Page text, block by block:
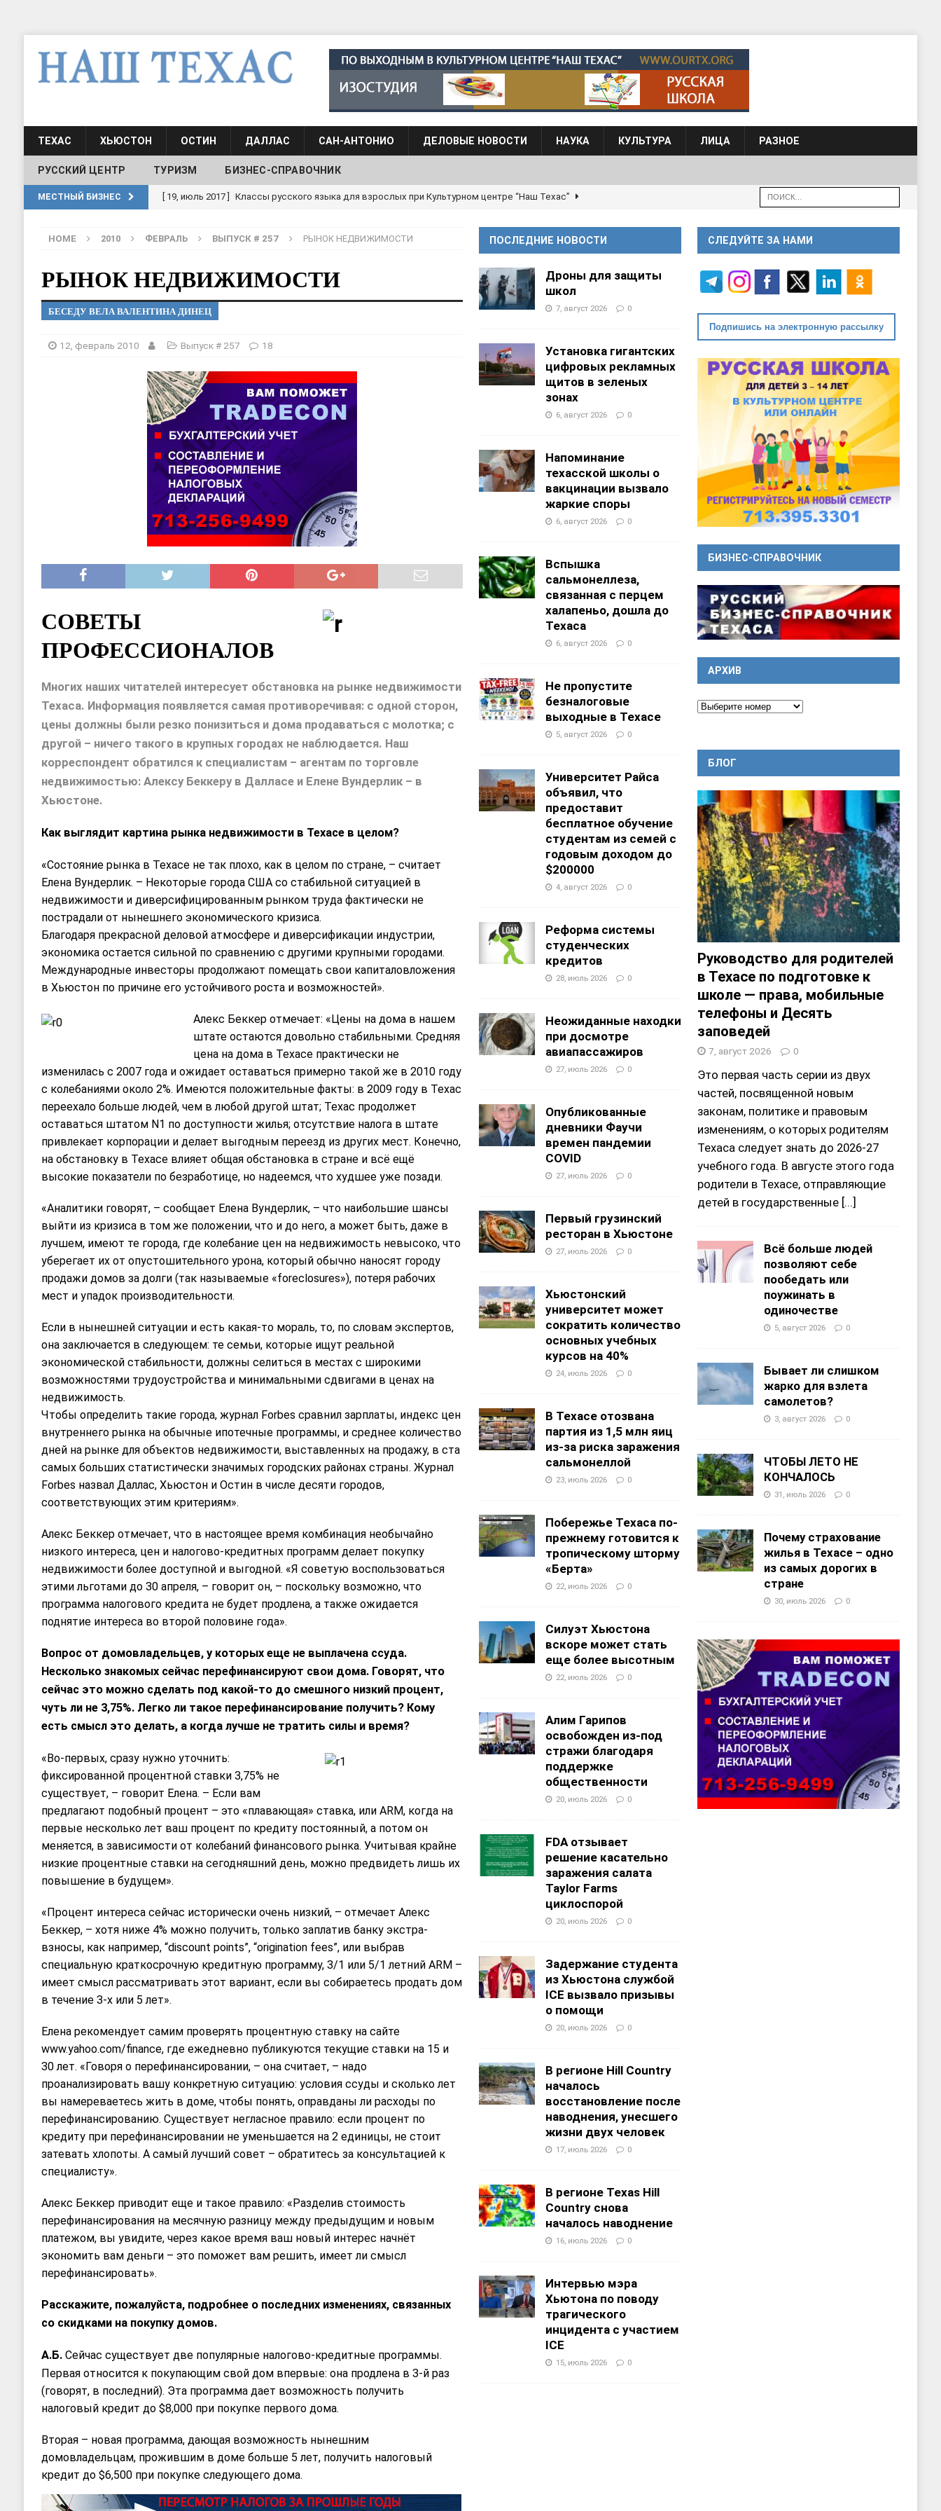
ТЕХАС ХЬЮСТОН ОСТИН ДАЛЛАС САН-АНТОНИО ДЕЛОВЫЕ НОВОСТИ НАУКА КУЛЬТУРА ЛИЦА РАЗНОЕ
РУССКИЙ ЦЕНТР ТУРИЗМ БИЗНЕС-СПРАВОЧНИК
МЕСТНЫЙ БИЗНЕС [ 19, июль 2017 ] Классы русского языка для взрослых при Культурном центре “Наш Техас”
[ 19, июль 2017 ] Школа русского языка при культурном центре “Наш Техас” ШКОЛЫ И
[ 17, июнь 2026 ]
[ 20, август 2025 ]
[ 30, июнь 2025 ]
HOME 2010 ФЕВРАЛЬ ВЫПУСК # 257 РЫНОК НЕДВИЖИМОСТИ
РЫНОК НЕДВИЖИМОСТИ
БЕСЕДУ ВЕЛА ВАЛЕНТИНА ДИНЕЦ
12, февраль 2010 Выпуск # 257 18
СОВЕТЫ
ПРОФЕССИОНАЛОВ
Многих наших читателей интересует обстановка на рынке недвижимости
Техаса. Информация появляется самая противоречивая: с одной сторон,
цены должны были резко понизиться и дома продаваться с молотка; с
другой – ничего такого в крупных городах не наблюдается. Наш
корреспондент обратился к специалистам – агентам по торговле
недвижимостью: Алексу Беккеру в Далласе и Елене Вундерлик – в
Хьюстоне.
Как выглядит картина рынка недвижимости в Техасе в целом?
«Состояние рынка в Техасе не так плохо, как в целом по стране, – считает
Елена Вундерлик. – Некоторые города США со стабильной ситуацией в
недвижимости и диверсифицированным рынком труда фактически не
пострадали от нынешнего экономического кризиса.
Благодаря прекрасной деловой атмосфере и диверсификации индустрии,
экономика остается сильной по сравнению с другими крупными городами.
Международные инвесторы продолжают помещать свои капиталовложения
в Хьюстон по причине его устойчивого роста и возможностей».
Алекс Беккер отмечает: «Цены на дома в нашем
штате остаются довольно стабильными. Средняя
цена на дома в Техасе практически не
изменилась с 2007 года и ожидает оставаться примерно такой же в 2010 году
с колебаниями около 2%. Имеются положительные факты: в 2009 году в Техас
переехало больше людей, чем в любой другой штат; Техас продолжет
оставаться штатом N1 по доступности жилья; отсутствие налога в штате
привлекает корпорации и делает выгодным переезд из других мест. Конечно,
на обстановку в Техасе влияет общая обстановка в стране и всё ещё
высокие показатели по безработице, но надеемся, что худшее уже позади.
«Аналитики говорят, – сообщает Елена Вундерлик, – что наибольшие шансы
выйти из кризиса в том же положении, что и до него, а может быть, даже в
лучшем, имеют те города, где колебание цен на недвижимость невысоко, что
уберегает их от опустошительного урона, который обычно наносят городу
продажи домов за долги (так называемые «foreclosures»), потеря рабочих
мест и упадок производительности.
Если в нынешней ситуации и есть какая-то мораль, то, по словам экспертов,
она заключается в следующем: те семьи, которые ищут реальной
экономической стабильности, должны селиться в местах с широкими
возможностями трудоустройства и минимальными сдвигами в ценах на
недвижимость.
Чтобы определить такие города, журнал Forbes сравнил зарплаты, индекс цен
внутреннего рынка на обычные ипотечные программы, и среднее количество
дней на рынке для объектов недвижимости, выставленных на продажу, в ста
самых больших статистически значимых городских районах страны. Журнал
Forbes назвал Даллас, Хьюстон и Остин в числе десяти городов,
соответствующих этим критериям».
Алекс Беккер отмечает, что в настоящее время комбинация необычайно
низкого интереса, цен и налогово-кредитных программ делает покупку
недвижимости более доступной и выгодной. «Я советую воспользоваться
этими льготами до 30 апреля, – говорит он, – поскольку возможно, что
программа налогового кредита не будет продлена, а также ожидается
поднятие интереса во второй половине года».
Вопрос от домовладельцев, у которых еще не выплачена ссуда.
Несколько знакомых сейчас перефинансируют свои дома. Говорят, что
сейчас это можно сделать под какой-то до смешного низкий процент,
чуть ли не 3,75%. Легко ли такое перефинансирование получить? Кому
есть смысл это делать, а когда лучше не тратить силы и время?
«Во-первых, сразу нужно уточнить:
фиксированной процентной ставки 3,75% не
существует, – говорит Елена. – Если вам
предлагают подобный процент – это «плавающая» ставка, или ARM, когда на
первые несколько лет ваш процент по кредиту постоянный, а потом он
меняется, в зависимости от колебаний финансового рынка. Учитывая крайне
низкие процентные ставки на сегодняшний день, можно предвидеть лишь их
повышение в будущем».
«Процент интереса сейчас исторически очень низкий, – отмечает Алекс
Беккер, – хотя ниже 4% можно получить, только заплатив банку экстра-
взносы, как например, “discount points”, “origination fees”, или выбрав
специальную крaткосрочную кредитную программу, 3/1 или 5/1 летний АRM –
имеет смысл раcсматривать этот вариант, eсли вы собираетесь продать дом
в течение 3-х или 5 лет».
Елена рекомендует самим проверять процентную ставку на сайте
www.yahoo.com/finance, где ежедневно публикуются текущие ставки на 15 и
30 лет. «Говоря о перефинансировании, – она считает, – надо
проанализировать вашу конкретную ситуацию: условия ссуды и сколько лет
вы намереваетесь жить в доме, чтобы понять, оправданы ли расходы по
перефинансированию. Существует негласное правило: если процент по
кредиту при перефинансировании не уменьшается на 2 единицы, не стоит
затевать хлопоты. А самый лучший совет – обратитесь за консультацией к
специалисту».
Алекс Беккер приводит еще и такое правило: «Pазделив стоимость
перефинансирования на месячную разницу между предыдущим и новым
платежом, вы увидите, через какое время ваш новый интерес начнёт
экономить вам деньги – это поможет вам решить, имеет ли смысл
перефинансировать».
Расскажите, пожалуйста, подробнее о последних изменениях, связанных
со скидками на покупку домов.
А.Б. Сейчас существует две популярные налогово-кредитные программы.
Первая относится к покупающим свой дом впервые: она продлена в 3-й раз
(говорят, в последний). Эта программа дает возможность получить
налоговый кредит до $8,000 при покупке первого дома.
Вторая – новая программа, дающая возможность нынешним
домовладельцам, прожившим в доме больше 5 лет, получить налоговый
кредит до $6,500 при покупке следующего дома.
ПОСЛЕДНИЕ НОВОСТИ
Дроны для защиты
школ
7, август 2026 0
Установка гигантских
цифровых рекламных
щитов в зеленых
зонах
6, август 2026 0
Напоминание
техасской школы о
вакцинации вызвало
жаркие споры
6, август 2026 0
Вспышка
сальмонеллеза,
связанная с перцем
халапеньо, дошла до
Техаса
6, август 2026 0
Не пропустите
безналоговые
выходные в Техасе
5, август 2026 0
Университет Райса
объявил, что
предоставит
бесплатное обучение
студентам из семей с
годовым доходом до
$200000
4, август 2026 0
Реформа системы
студенческих
кредитов
28, июль 2026 0
Неожиданные находки
при досмотре
авиапассажиров
27, июль 2026 0
Опубликованные
дневники Фаучи
времен пандемии
COVID
27, июль 2026 0
Первый грузинский
ресторан в Хьюстоне
27, июль 2026 0
Хьюстонский
университет может
сократить количество
основных учебных
курсов на 40%
24, июль 2026 0
В Техасе отозвана
партия из 1,5 млн яиц
из-за риска заражения
сальмонеллой
23, июль 2026 0
Побережье Техаса по-
прежнему готовится к
тропическому шторму
«Берта»
22, июль 2026 0
Силуэт Хьюстона
вскоре может стать
еще более высотным
22, июль 2026 0
Алим Гарипов
освобожден из-под
стражи благодаря
поддержке
общественности
20, июль 2026 0
FDA отзывает
решение касательно
заражения салата
Taylor Farms
циклоспорой
20, июль 2026 0
Задержание студента
из Хьюстона службой
ICE вызвало призывы
о помощи
20, июль 2026 0
В регионе Hill Country
началось
восстановление после
наводнения, унесшего
жизни двух человек
17, июль 2026 0
В регионе Texas Hill
Country снова
началось наводнение
16, июль 2026 0
Интервью мэра
Хьютона по поводу
трагического
инцидента с участием
ICE
15, июль 2026 0
СЛЕДУЙТЕ ЗА НАМИ
Подпишись на электронную рассылку
БИЗНЕС-СПРАВОЧНИК
АРХИВ
БЛОГ
Руководство для родителей
в Техасе по подготовке к
школе — права, мобильные
телефоны и Десять
заповедей
7, август 2026 0
Это первая часть серии из двух
частей, посвященной новым
законам, политике и правовым
изменениям, о которых родителям
Техаса следует знать до 2026-27
учебного года. В августе этого года
родители в Техасе, отправляющие
детей в государственные [...]
Всё больше людей
позволяют себе
пообедать или
поужинать в
одиночестве
5, август 2026 0
Бывает ли слишком
жарко для взлета
самолетов?
3, август 2026 0
ЧТОБЫ ЛЕТО НЕ
КОНЧАЛОСЬ
31, июль 2026 0
Почему страхование
жилья в Техасе – одно
из самых дорогих в
стране
30, июль 2026 0